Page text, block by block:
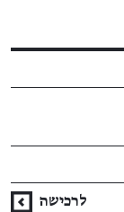
לרכישה